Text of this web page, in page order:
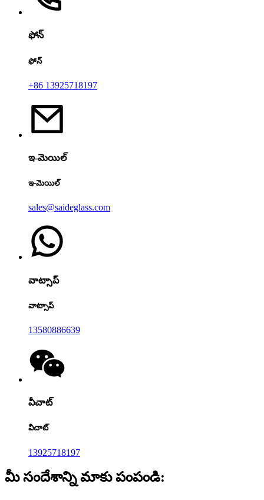
ఫోన్
ఫోన్
+86 13925718197
ఇ-మెయిల్
ఇ-మెయిల్
sales@saideglass.com
వాట్సాప్
వాట్సాప్
13580886639
వీచాట్
వీచాట్
13925718197
మీ సందేశాన్ని మాకు పంపండి: